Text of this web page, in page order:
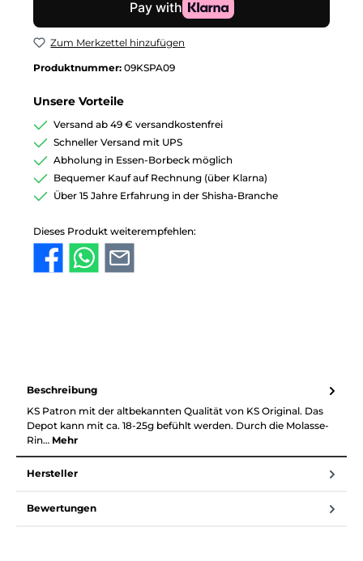
Zum Merkzettel hinzufügen
Produktnummer: 09KSPA09
Unsere Vorteile
Versand ab 49 € versandkostenfrei
Schneller Versand mit UPS
Abholung in Essen-Borbeck möglich
Bequemer Kauf auf Rechnung (über Klarna)
Über 15 Jahre Erfahrung in der Shisha-Branche
Dieses Produkt weiterempfehlen:
Beschreibung
KS Patron mit der altbekannten Qualität von KS Original. Das
Depot kann mit ca. 18-25g befühlt werden. Durch die Molasse-
Rin… Mehr
Hersteller
Bewertungen